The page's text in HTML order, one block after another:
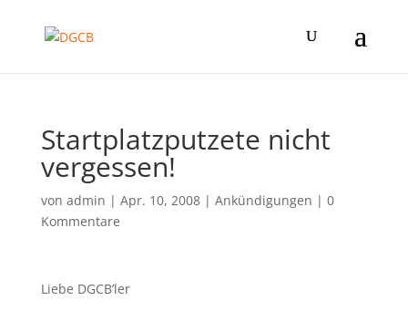
Startplatzputzete nicht
vergessen!
von admin | Apr. 10, 2008| Ankündigungen | 0
Kommentare
Liebe DGCB’ler